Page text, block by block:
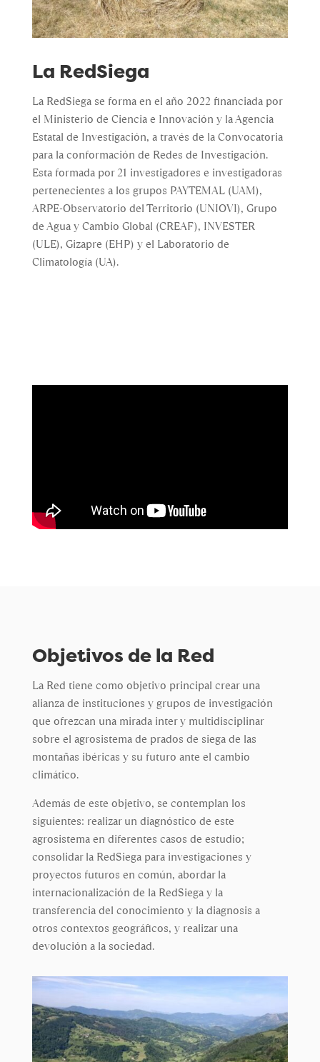
La RedSiega
La RedSiega se forma en el año 2022 financiada por
el Ministerio de Ciencia e Innovación y la Agencia
Estatal de Investigación, a través de la Convocatoria
para la conformación de Redes de Investigación.
Esta formada por 21 investigadores e investigadoras
pertenecientes a los grupos PAYTEMAL (UAM),
ARPE-Observatorio del Territorio (UNIOVI), Grupo
de Agua y Cambio Global (CREAF), INVESTER
(ULE), Gizapre (EHP) y el Laboratorio de
Climatología (UA).
Objetivos de la Red
La Red tiene como objetivo principal crear una
alianza de instituciones y grupos de investigación
que ofrezcan una mirada inter y multidisciplinar
sobre el agrosistema de prados de siega de las
montañas ibéricas y su futuro ante el cambio
climático.
Además de este objetivo, se contemplan los
siguientes: realizar un diagnóstico de este
agrosistema en diferentes casos de estudio;
consolidar la RedSiega para investigaciones y
proyectos futuros en común, abordar la
internacionalización de la RedSiega y la
transferencia del conocimiento y la diagnosis a
otros contextos geográficos, y realizar una
devolución a la sociedad.